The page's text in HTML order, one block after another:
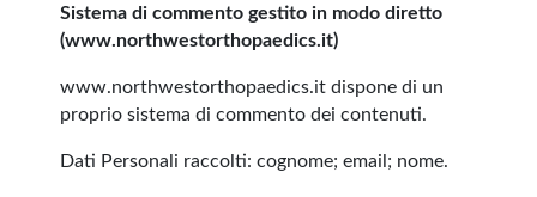
Sistema di commento gestito in modo diretto
(www.northwestorthopaedics.it)
www.northwestorthopaedics.it dispone di un
proprio sistema di commento dei contenuti.
Dati Personali raccolti: cognome; email; nome.